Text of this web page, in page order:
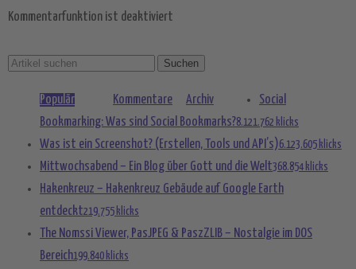
Kommentarfunktion ist deaktiviert
Populär Kommentare Archiv
Social
Bookmarking: Was sind Social Bookmarks?8.121.762 klicks
Was ist ein Screenshot? (Erstellen, Tools und API’s)6.123.605 klicks
Mittwochsabend – Ein Blog über Gott und die Welt368.854 klicks
Hakenkreuz – Hakenkreuz Gebäude auf Google Earth
entdeckt219.755 klicks
The Nomssi Viewer, PasJPEG & PaszZLIB – Nostalgie im DOS
Bereich199.840 klicks